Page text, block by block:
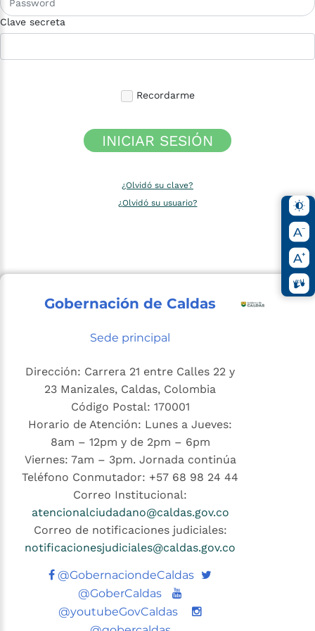
Clave secreta
Recordarme
INICIAR SESIÓN
¿Olvidó su clave?
¿Olvidó su usuario?
Gobernación de Caldas
Sede principal
Dirección: Carrera 21 entre Calles 22 y
23 Manizales, Caldas, Colombia
Código Postal: 170001
Horario de Atención: Lunes a Jueves:
8am – 12pm y de 2pm – 6pm
Viernes: 7am – 3pm. Jornada continúa
Teléfono Conmutador: +57 68 98 24 44
Correo Institucional:
atencionalciudadano@caldas.gov.co
Correo de notificaciones judiciales:
notificacionesjudiciales@caldas.gov.co
@GobernaciondeCaldas Twitter
@GoberCaldas
Youtube
@youtubeGovCaldas